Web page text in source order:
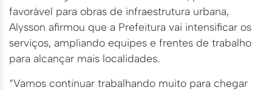
favorável para obras de infraestrutura urbana,
Alysson afirmou que a Prefeitura vai intensificar os
serviços, ampliando equipes e frentes de trabalho
para alcançar mais localidades.
“Vamos continuar trabalhando muito para chegar